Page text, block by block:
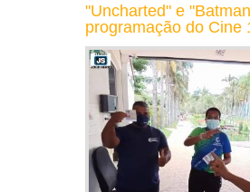
"Uncharted" e
programação do Cine